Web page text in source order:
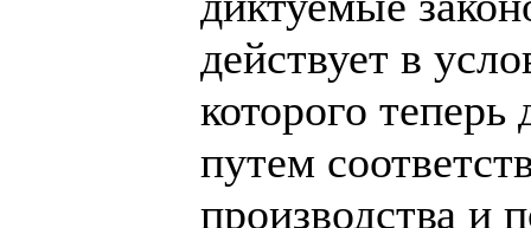
действует в
которого
путем
производства и